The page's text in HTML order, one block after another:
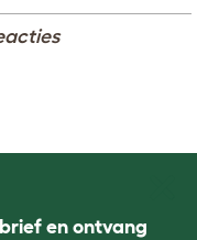
en ontvang